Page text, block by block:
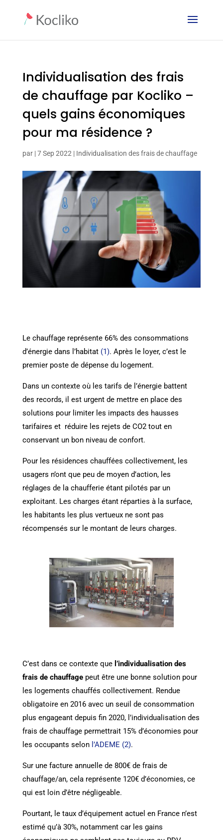
Individualisation des frais
de chauffage par Kocliko –
quels gains économiques
pour ma résidence ?
par |7 Sep 2022 | Individualisation des frais de chauffage
Le chauffage représente 66% des consommations
d’énergie dans l’habitat (1). Après le loyer, c’est le
premier poste de dépense du logement.
Dans un contexte où les tarifs de l’énergie battent
des records, il est urgent de mettre en place des
solutions pour limiter les impacts des hausses
tarifaires et réduire les rejets de CO2 tout en
conservant un bon niveau de confort.
Pour les résidences chauffées collectivement, les
usagers n’ont que peu de moyen d’action, les
réglages de la chaufferie étant pilotés par un
exploitant. Les charges étant réparties à la surface,
les habitants les plus vertueux ne sont pas
récompensés sur le montant de leurs charges.
C’est dans ce contexte que l’individualisation des
frais de chauffagepeut être une bonne solution pour
les logements chauffés collectivement. Rendue
obligatoire en 2016 avec un seuil de consommation
plus engageant depuis fin 2020, l’individualisation des
frais de chauffage permettrait 15% d’économies pour
les occupants selon l’ADEME (2).
Sur une facture annuelle de 800€ de frais de
chauffage/an, cela représente 120€ d’économies, ce
qui est loin d’être négligeable.
Pourtant, le taux d’équipement actuel en France n’est
estimé qu’à 30%, notamment car les gains